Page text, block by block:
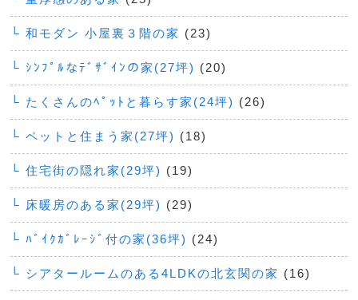
└ 和モダン 小屋裏３階の家 (23)
└ ｼﾝﾌﾟﾙなﾃﾞｻﾞｲﾝの家(27坪) (20)
└ たくさんのﾍﾟｯﾄと暮らす家(24坪) (26)
└ ペットと住まう家(27坪) (18)
└ 住宅街の隠れ家(29坪) (19)
└ 床暖房のある家(29坪) (29)
└ ﾊﾞｲｸｶﾞﾚｰｼﾞ付の家(36坪) (24)
└ シアタールームのある4LDKの北玄関の家 (16)